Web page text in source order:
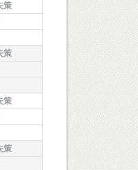
策
策
策
策